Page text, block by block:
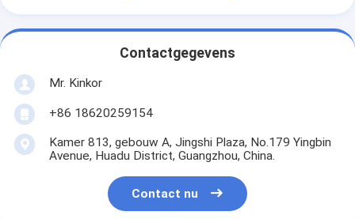
Contactgegevens
Mr. Kinkor
+86 18620259154
Kamer 813, gebouw A, Jingshi Plaza, No.179 Yingbin
Avenue, Huadu District, Guangzhou, China.
Contact nu